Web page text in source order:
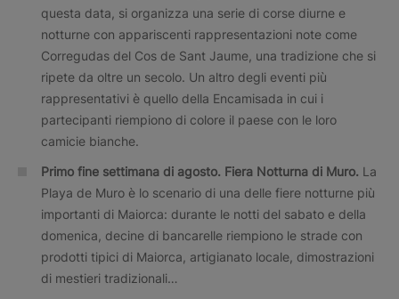
questa data, si organizza una serie di corse diurne e
notturne con appariscenti rappresentazioni note come
Corregudas del Cos de Sant Jaume, una tradizione che si
ripete da oltre un secolo. Un altro degli eventi più
rappresentativi è quello della Encamisada in cui i
partecipanti riempiono di colore il paese con le loro
camicie bianche.
Primo fine settimana di agosto. Fiera Notturna di Muro. La
Playa de Muro è lo scenario di una delle fiere notturne più
importanti di Maiorca: durante le notti del sabato e della
domenica, decine di bancarelle riempiono le strade con
prodotti tipici di Maiorca, artigianato locale, dimostrazioni
di mestieri tradizionali…